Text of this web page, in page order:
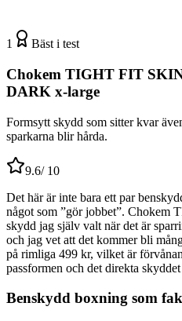
1 Bäst i test
Chokem TIGHT FIT
DARK x-large
Formsytt skydd som sitter kvar
sparkarna blir hårda.
9.6/ 10
Det här är inte bara ett par
något som ”gör jobbet”.
skydd jag själv valt när det är
och jag vet att det kommer bli
på rimliga 499 kr, vilket är
passformen och det direkta
Benskydd boxning som